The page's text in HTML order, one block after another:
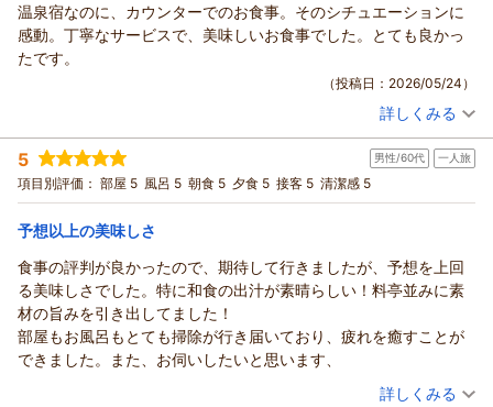
鹿教湯温泉 くつろぎの宿 黒岩旅館からの返信
ペコちゃん様
この度は、ご利用いただき、誠にありがとうございます。
りんごのお世話で長野にはよく来られているのですね。
お料理を思い出していただき、またお越しいただけてとても嬉
しく思います。
鹿教湯の泉質や、直売所でのお買い物もお楽しみいただけたよ
うで何よりです。
また長野へお越しの際は、ぜひお立ち寄りください。
心よりお待ちしております。
温泉宿なのに、カウンターでのお食事。そのシチュエーションに
感動。丁寧なサービスで、美味しいお食事でした。とても良かっ
たです。
（投稿日：2026/05/24）
投稿者： ぱるりんさん(女性/50代)
宿泊プラン： 【タイムセール】【くつろぎの基本プラン】とろける信州牛と
里山の恵みを堪能
和室 朝・夕
宿泊価格帯： 19,001～20,000円(大人一人あたり/税込)
ぱるりん様
この度は、ご利用いただき、誠にありがとうございます。
お食事処は今年２月に改修を行い、カウンターには県内産の高
野槙の一枚板を使用しております。木の温もりとともに、お食
事をお楽しみいただけたようで、とても嬉しく思います。
またぜひ、季節を変えてゆっくりいらしてください。
詳しくみる
5 男性/60代 一人旅
項目別評価： 部屋 5 風呂 5 朝食 5 夕食 5 接客 5 清潔感 5
予想以上の美味しさ
食事の評判が良かったので、期待して行きましたが、予想を上回
る美味しさでした。特に和食の出汁が素晴らしい！料亭並みに素
材の旨みを引き出してました！
部屋もお風呂もとても掃除が行き届いており、疲れを癒すことが
できました。また、お伺いしたいと思います、
（投稿日：2026/05/12）
詳しくみる